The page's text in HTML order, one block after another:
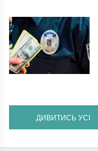
ДИВИТИСЬ УСІ